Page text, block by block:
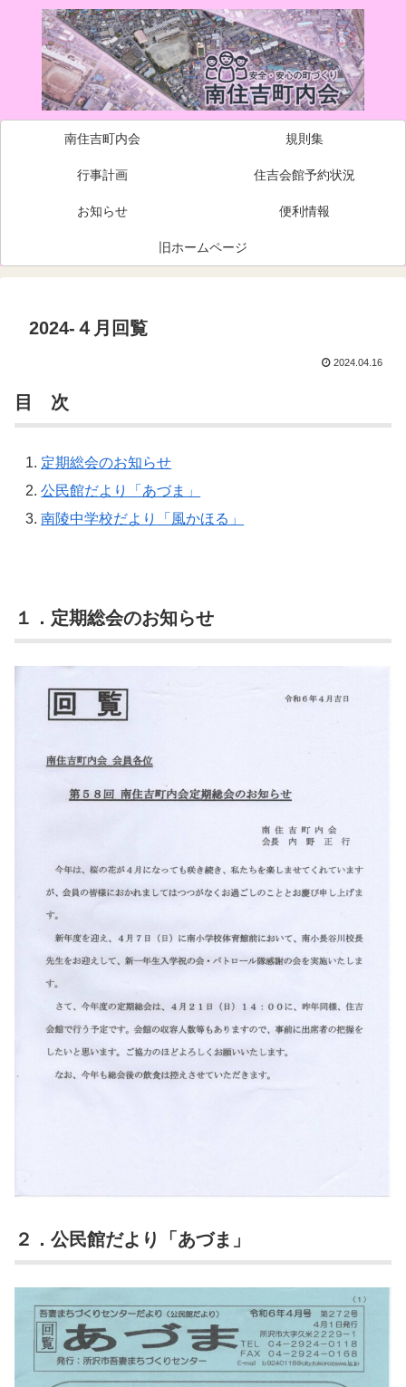
南住吉町内会 規則集
行事計画 住吉会館予約状況
お知らせ 便利情報
旧ホームページ
2024-４月回覧
2024.04.16
目 次
定期総会のお知らせ
公民館だより「あづま」
南陵中学校だより「風かほる」
１．定期総会のお知らせ
２．公民館だより「あづま」